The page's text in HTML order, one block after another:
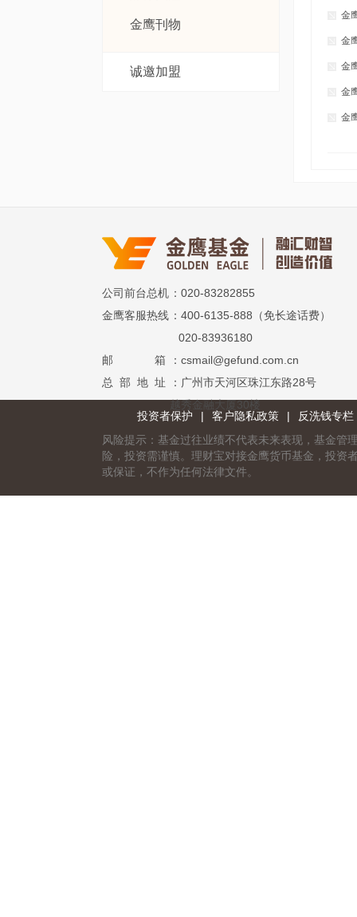
金鹰刊物
诚邀加盟
金
金
金
金
金
公司前台总机 ：020-83282855
金鹰客服热线 ：400-6135-888（免长途话费）
020-83936180
邮 箱
：csmail@gefund.com.cn
总 部 地 址
：广州市天河区珠江东路28号
越秀金融大厦30楼
投资者保护
| 客户隐私政策 |
反洗钱专栏
风险提示：基金过往业绩不代表未来表现，基金管
险，投资需谨慎。理财宝对接金鹰货币基金，投资
或保证，不作为任何法律文件。